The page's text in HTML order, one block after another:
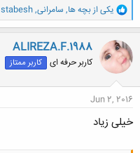
و
ا
ک
ن
ش
ه
ا
یکی از بچه ها, سامرانی,
stabesh
ALIREZA.F.1988
کاربر حرفه ای کاربر ممتاز
Jun 2, 2016
خیلی زیاد